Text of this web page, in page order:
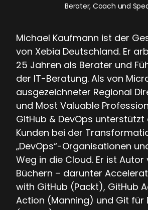
Berater, Coach und
Michael Kaufmann ist der
von Xebia Deutschland. Er
25 Jahren als Berater und
der IT-Beratung. Als von
ausgezeichneter Regional
und Most Valuable
GitHub & DevOps unterstützt
Kunden bei der
„DevOps“-Organisationen
Weg in die Cloud. Er ist
Büchern – darunter
with GitHub (Packt), GitHub
Action (Manning) und Git für